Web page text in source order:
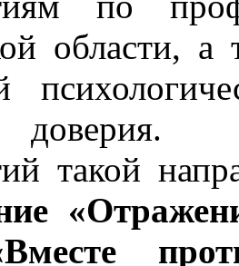
области, а
доверия.
такой